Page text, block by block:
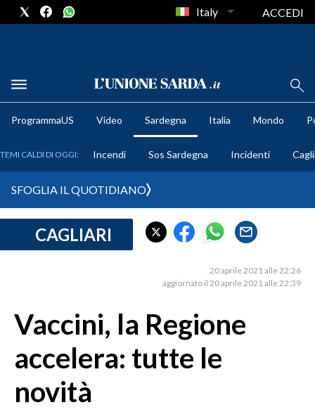
METEO
CRONACA SARDEGNA
MEDIO CAMPIDANO
ORISTANO E PROVINCIA
SASSARI E PROVINCIA
NUORO E PROVINCIA
Italy ACCEDI
ProgrammaUS Video Sardegna Italia Mondo
TEMI CALDI DI OGGI: Incendi Sos Sardegna Incidenti
SFOGLIA IL QUOTIDIANO
CAGLIARI
20 aprile 2021 alle 22:26
aggiornato il 20 aprile 2021 alle 22:39
Vaccini, la Regione
accelera: tutte le
novità